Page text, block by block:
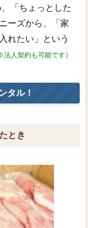
「ちょっとした
ーズから、「家
れたい」という
法人契約も可能です）
タル！
とき